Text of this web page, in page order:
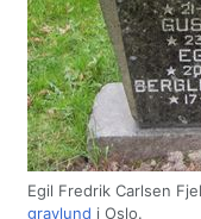
Egil Fredrik Carlsen
gravlund i Oslo.